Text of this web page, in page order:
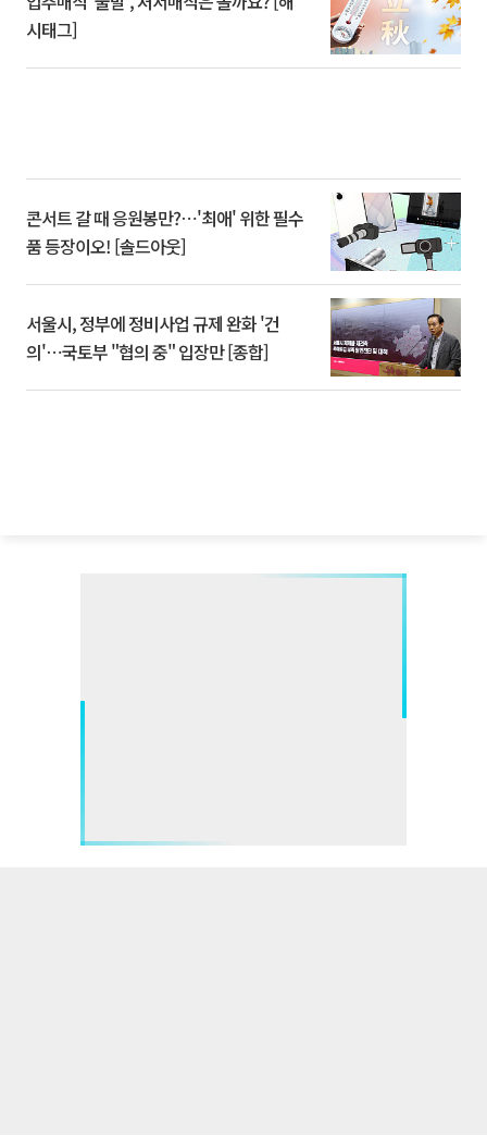
시태그]
콘서트 갈 때 응원봉만?⋯'최애' 위한 필수
품 등장이오! [솔드아웃]
서울시, 정부에 정비사업 규제 완화 '건
의'⋯국토부 "협의 중" 입장만 [종합]